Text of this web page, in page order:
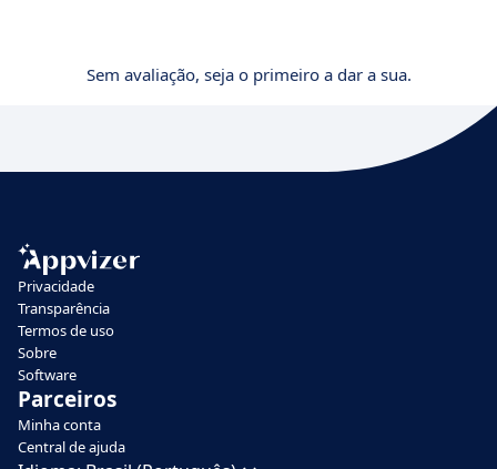
Sem avaliação, seja o primeiro a dar a sua.
Privacidade
Transparência
Termos de uso
Sobre
Software
Parceiros
Minha conta
Central de ajuda